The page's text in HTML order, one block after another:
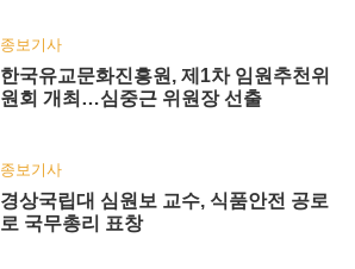
종보기사
한국유교문화진흥원, 제1차 임원추천위
원회 개최…심중근 위원장 선출
종보기사
경상국립대 심원보 교수, 식품안전 공로
로 국무총리 표창